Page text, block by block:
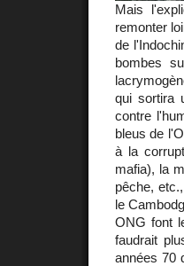
Mais
remonter
de
bombes
qui sortira
contre
bleus de
à la
mafia), la
pêche,
le
ONG font
faudrait
années 70